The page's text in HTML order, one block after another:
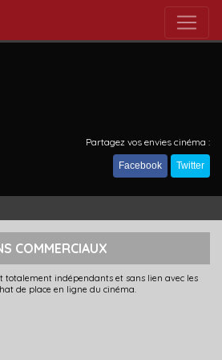
Partagez vos envies cinéma :
Facebook Twitter
COMMERCIAUX
totalement indépendants et sans lien avec les
de place en ligne du cinéma.